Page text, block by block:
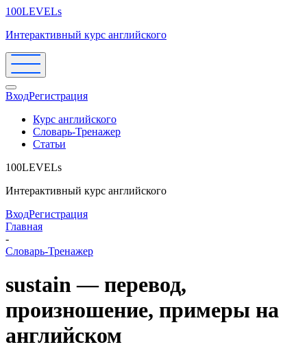
100LEVELs
Интерактивный курс английского
ВходРегистрация
Курс английского
Словарь-Тренажер
Статьи
100LEVELs
Интерактивный курс английского
ВходРегистрация
Главная
-
Словарь-Тренажер
sustain — перевод,
произношение, примеры на
английском